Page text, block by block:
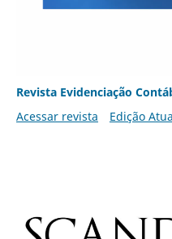
Revista Evidenciação
Acessar revista
Edição